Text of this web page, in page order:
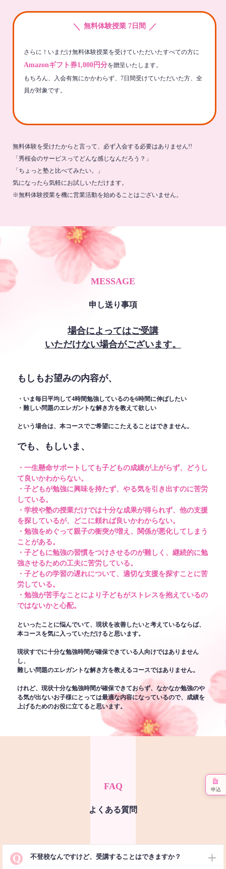
＼ 無料体験授業 7日間 ／
さらに！いまだけ無料体験授業を受けていただいたすべての方に
Amazonギフト券1,000円分を贈呈いたします。
もちろん、入会有無にかかわらず、7日間受けていただいた方、全
員が対象です。
無料体験を受けたからと言って、必ず入会する必要はありません!!
「秀桜会のサービスってどんな感じなんだろう？」
「ちょっと塾と比べてみたい。」
気になったら気軽にお試しいただけます。
※無料体験授業を機に営業活動を始めることはございません。
MESSAGE
申し送り事項
場合によってはご受講
いただけない場合がございます。
もしもお望みの内容が、
・いま毎日平均して4時間勉強しているのを6時間に伸ばしたい
・難しい問題のエレガントな解き方を教えて欲しい
という場合は、本コースでご希望にこたえることはできません。
でも、もしいま、
・一生懸命サポートしても子どもの成績が上がらず、どうし
て良いかわからない。
・子どもが勉強に興味を持たず、やる気を引き出すのに苦労
している。
・学校や塾の授業だけでは十分な成果が得られず、他の支援
を探しているが、どこに頼れば良いかわからない。
・勉強をめぐって親子の衝突が増え、関係が悪化してしまう
ことがある。
・子どもに勉強の習慣をつけさせるのが難しく、継続的に勉
強させるための工夫に苦労している。
・子どもの学習の遅れについて、適切な支援を探すことに苦
労している。
・勉強が苦手なことにより子どもがストレスを抱えているの
ではないかと心配。
といったことに悩んでいて、現状を改善したいと考えているならば、
本コースを気に入っていただけると思います。
現状すでに十分な勉強時間が確保できている人向けではありません
し、
難しい問題のエレガントな解き方を教えるコースではありません。
けれど、現状十分な勉強時間が確保できておらず、なかなか勉強のや
る気が出ないお子様にとっては最適な内容になっているので、成績を
上げるためのお役に立てると思います。
FAQ
よくある質問
Q 不登校なんですけど、受講することはできますか？
申込